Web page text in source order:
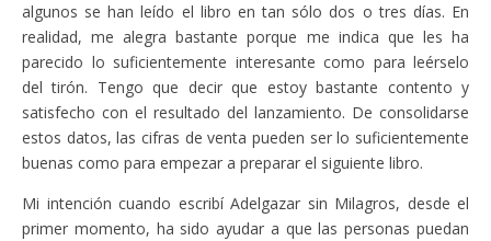
algunos se han leído el libro en tan sólo dos o tres días. En
realidad, me alegra bastante porque me indica que les ha
parecido lo suficientemente interesante como para leérselo
del tirón. Tengo que decir que estoy bastante contento y
satisfecho con el resultado del lanzamiento. De consolidarse
estos datos, las cifras de venta pueden ser lo suficientemente
buenas como para empezar a preparar el siguiente libro.
Mi intención cuando escribí Adelgazar sin Milagros, desde el
primer momento, ha sido ayudar a que las personas puedan